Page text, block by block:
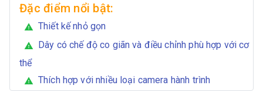
Đặc điểm nổi bật:
warning Thiết kế nhỏ gọn
warning
Dây có chế độ co giãn và điều chỉnh phù hợp với cơ
thể
warning Thích hợp với nhiều loại camera hành trình